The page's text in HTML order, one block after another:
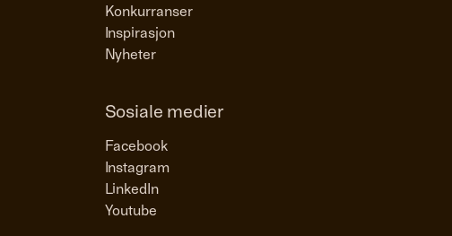
Konkurranser
Inspirasjon
Nyheter
Sosiale medier
Facebook
Instagram
LinkedIn
Youtube